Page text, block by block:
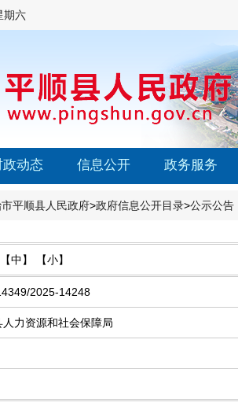
期六
政动态 信息公开 政务服务
平顺县人民政府>政府信息公开目录>公示公告
【中】 【小】
2025-14248
人力资源和社会保障局